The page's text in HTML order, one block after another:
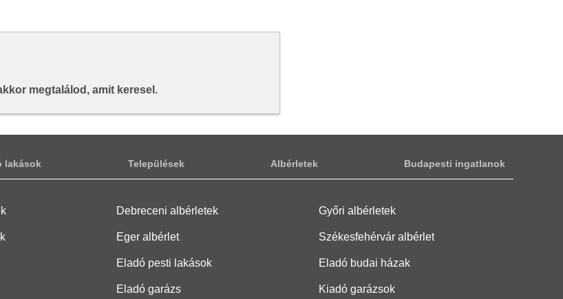
megtalálod, amit keresel.
lakások Települések Albérletek Budapesti ingatlanok
Debreceni albérletek Győri albérletek
Eger albérlet Székesfehérvár albérlet
Eladó pesti lakások Eladó budai házak
Eladó garázs Kiadó garázsok